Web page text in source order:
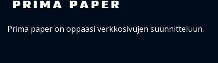
Prima paper on oppaasi verkkosivujen suunnitteluun.